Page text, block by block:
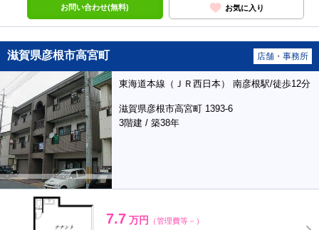
お問い合わせ(無料) お気に入り
滋賀県彦根市高宮町 店舗・事務所
東海道本線（ＪＲ西日本） 南彦根駅/徒歩12分
滋賀県彦根市高宮町 1393-6
3階建 / 築38年
7.7 万円 （管理費等－）